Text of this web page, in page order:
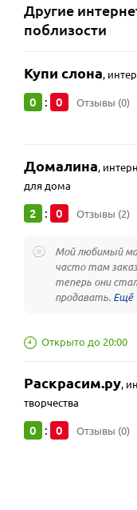
Другие
поблизости
Купи слона,
0 : 0 Отзывы (0)
Домалина,
для дома
2 : 0 Отзывы (2)
Мой любимый
часто там
теперь они
продавать.
Открыто до 20:00
Раскрасим.ру,
творчества
0 : 0 Отзывы (0)